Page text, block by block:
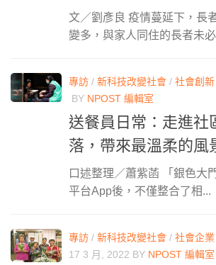
文／劉彥良 疫情蔓延下，長
變多，與家人同住的長者未
專訪 / 新科技改變社會 / 社會創新
BY NPOST 編輯室
送餐員日常：走進社
落，帶來最溫柔的風
口述整理／蕭紫菡 「銀色大
平台App後，不僅整合了相...
專訪 / 新科技改變社會 / 社會企業
17 3 月, 2022 BY NPOST 編輯室